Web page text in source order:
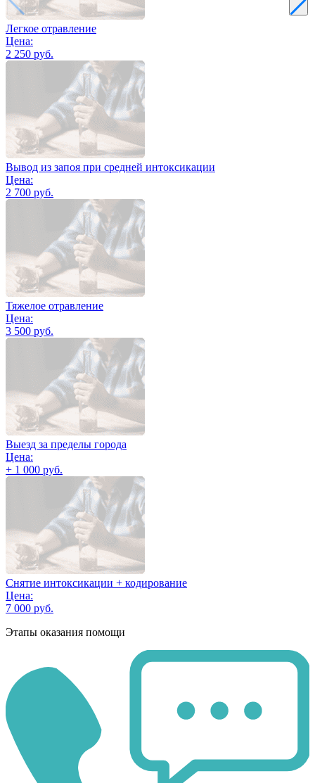
Легкое отравление
Цена:
2 250 руб.
Вывод из запоя при средней интоксикации
Цена:
2 700 руб.
Тяжелое отравление
Цена:
3 500 руб.
Выезд за пределы города
Цена:
+ 1 000 руб.
Снятие интоксикации + кодирование
Цена:
7 000 руб.
Этапы оказания помощи